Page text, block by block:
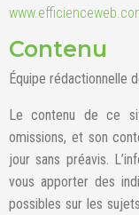
Contenu
Équipe rédactionnelle
Le contenu de ce
omissions, et son
jour sans préavis.
vous apporter des
possibles sur les